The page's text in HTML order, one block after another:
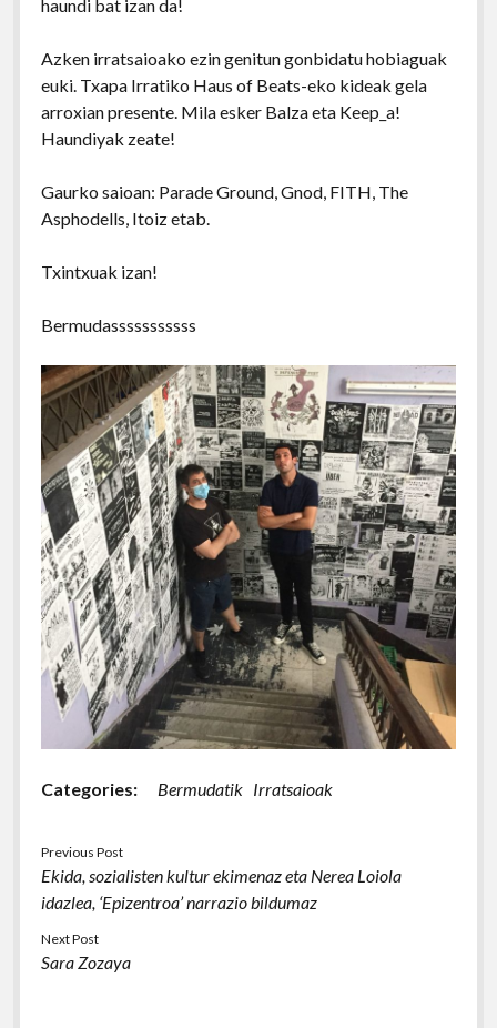
haundi bat izan da!
Azken irratsaioako ezin genitun gonbidatu hobiaguak
euki. Txapa Irratiko Haus of Beats-eko kideak gela
arroxian presente. Mila esker Balza eta Keep_a!
Haundiyak zeate!
Gaurko saioan: Parade Ground, Gnod, FITH, The
Asphodells, Itoiz etab.
Txintxuak izan!
Bermudasssssssssss
Categories: Bermudatik Irratsaioak
Previous Post
Ekida, sozialisten kultur ekimenaz eta Nerea Loiola
idazlea, ‘Epizentroa’ narrazio bildumaz
Next Post
Sara Zozaya